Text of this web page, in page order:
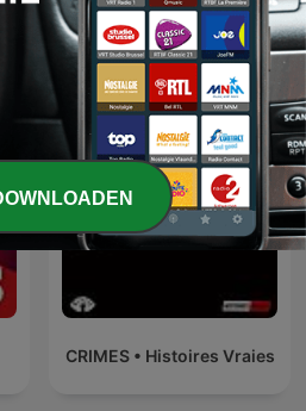
Global News Podcast
CRIMES • Histoires Vraies